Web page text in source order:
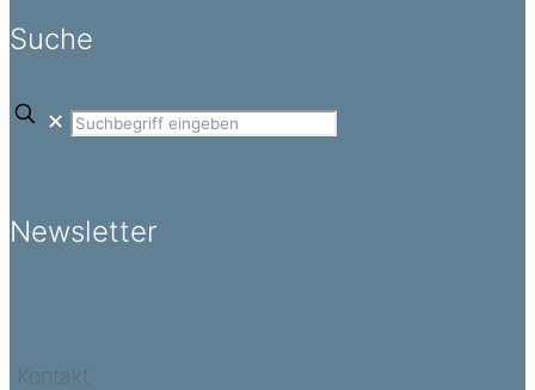
Suche
✕
Newsletter
Kontakt